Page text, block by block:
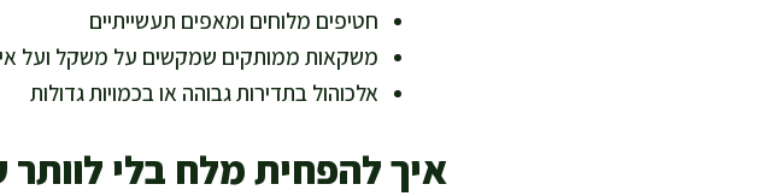
חטיפים מלוחים ומאפים תעשייתיים
משקאות ממותקים שמקשים על משקל ועל
אלכוהול בתדירות גבוהה או בכמויות גדולות
איך להפחית מלח בלי